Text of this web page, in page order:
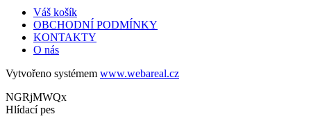
Váš košík
OBCHODNÍ PODMÍNKY
KONTAKTY
O nás
Vytvořeno systémem www.webareal.cz
NGRjMWQx
Hlídací pes